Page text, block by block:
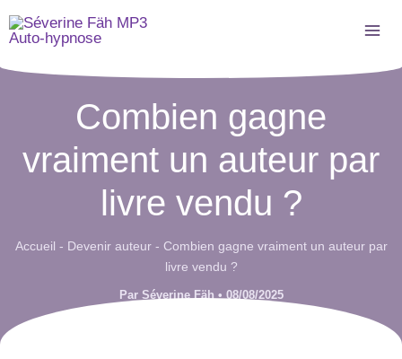
Aller
au
Combien gagne
vraiment un auteur par
livre vendu ?
Accueil - Devenir auteur- Combien gagne vraiment un auteur par
livre vendu ?
Par Séverine Fäh•08/08/2025